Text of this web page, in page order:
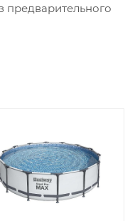
предварительного